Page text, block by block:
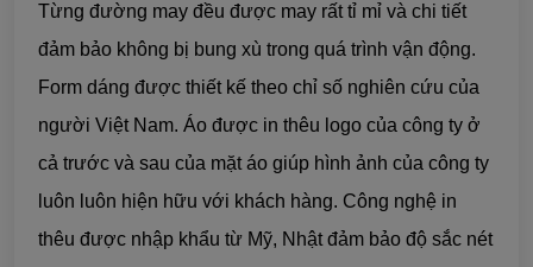
Từng đường may đều được may rất tỉ mỉ và chi tiết
đảm bảo không bị bung xù trong quá trình vận động.
Form dáng được thiết kế theo chỉ số nghiên cứu của
người Việt Nam. Áo được in thêu logo của công ty ở
cả trước và sau của mặt áo giúp hình ảnh của công ty
luôn luôn hiện hữu với khách hàng. Công nghệ in
thêu được nhập khẩu từ Mỹ, Nhật đảm bảo độ sắc nét